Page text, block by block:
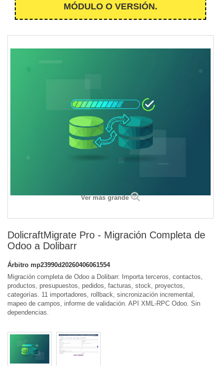
MÓDULO O VERSIÓN.
Ver más grande
DolicraftMigrate Pro - Migración Completa de
Odoo a Dolibarr
Árbitro mp23990d20260406061554
Migración completa de Odoo a Dolibarr. Importa terceros, contactos,
productos, presupuestos, pedidos, facturas, stock, proyectos,
categorías. 11 importadores, rollback, sincronización incremental,
mapeo de campos, informe de validación. API XML-RPC Odoo. Sin
dependencias.